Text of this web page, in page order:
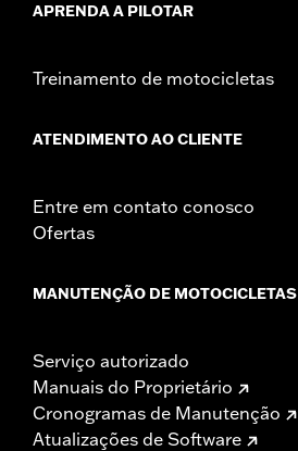
APRENDA A PILOTAR
Treinamento de motocicletas
ATENDIMENTO AO CLIENTE
Entre em contato conosco
Ofertas
MANUTENÇÃO DE MOTOCICLETAS
Serviço autorizado
Manuais do Proprietário
Cronogramas de Manutenção
Atualizações de Software